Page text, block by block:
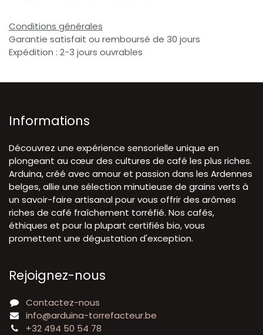
Conditions générales
Garantie satisfait ou remboursé de 30 jours
Expédition : 2-3 jours ouvrables
Informations
Découvrez une expérience sensorielle unique en
plongeant au cœur des cultures de café les plus riches.
Arduina, créé avec amour et passion dans les Ardennes
belges, allie une sélection minutieuse de grains verts à
un savoir-faire artisanal pour vous offrir des arômes
riches de café fraîchement torréfié. Nos cafés,
éthiques et pour la plupart certifiés bio, vous
promettent une dégustation d'exception.
Rejoignez-nous
Contactez-nous
info@arduina-torrefacteur.be
+32 494 50 54 78